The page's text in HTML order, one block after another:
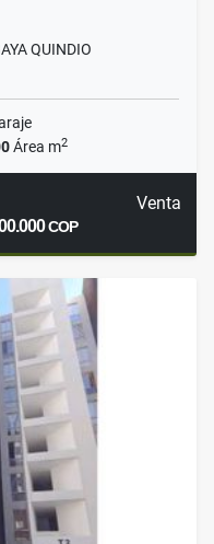
QUINDIO
Área m2
Venta
COP